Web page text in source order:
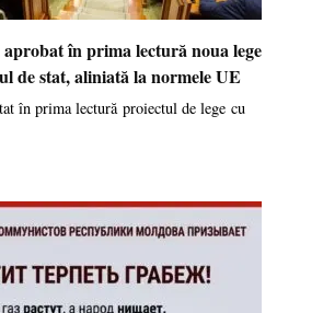
în prima lectură noua lege
de stat, aliniată la normele UE
în prima lectură proiectul de lege cu